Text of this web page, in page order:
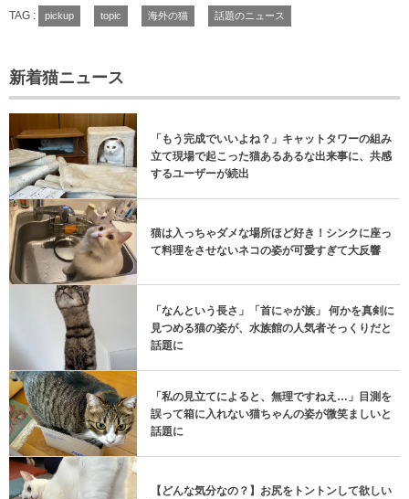
TAG : pickup topic 海外の猫 話題のニュース
新着猫ニュース
「もう完成でいいよね？」キャットタワーの組み
立て現場で起こった猫あるあるな出来事に、共感
するユーザーが続出
猫は入っちゃダメな場所ほど好き！シンクに座っ
て料理をさせないネコの姿が可愛すぎて大反響
「なんという長さ」「首にゃが族」 何かを真剣に
見つめる猫の姿が、水族館の人気者そっくりだと
話題に
「私の見立てによると、無理ですねえ…」目測を
誤って箱に入れない猫ちゃんの姿が微笑ましいと
話題に
【どんな気分なの？】お尻をトントンして欲しい